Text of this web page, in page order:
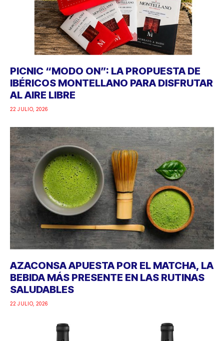
PICNIC “MODO ON”: LA PROPUESTA DE
IBÉRICOS MONTELLANO PARA DISFRUTAR
AL AIRE LIBRE
22 JULIO, 2026
AZACONSA APUESTA POR EL MATCHA, LA
BEBIDA MÁS PRESENTE EN LAS RUTINAS
SALUDABLES
22 JULIO, 2026